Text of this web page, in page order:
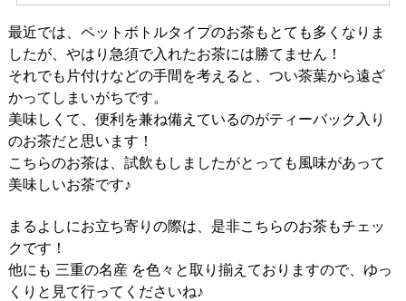
最近では、ペットボトルタイプのお茶もとても多くなりま
したが、やはり急須で入れたお茶には勝てません！
それでも片付けなどの手間を考えると、つい茶葉から遠ざ
かってしまいがちです。
美味しくて、便利を兼ね備えているのがティーバック入り
のお茶だと思います！
こちらのお茶は、試飲もしましたがとっても風味があって
美味しいお茶です♪
まるよしにお立ち寄りの際は、是非こちらのお茶もチェッ
クです！
他にも 三重の名産 を色々と取り揃えておりますので、ゆっ
くりと見て行ってくださいね♪